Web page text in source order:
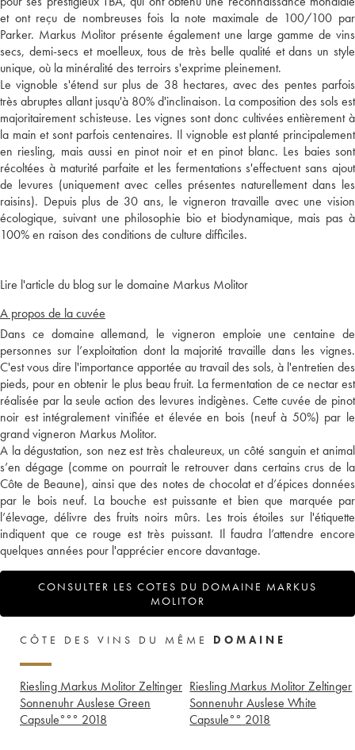
et ont reçu de nombreuses fois la note maximale de 100/100 par
Parker. Markus Molitor présente également une large gamme de vins
secs, demi-secs et moelleux, tous de très belle qualité et dans un style
unique, où la minéralité des terroirs s'exprime pleinement.
Le vignoble s'étend sur plus de 38 hectares, avec des pentes parfois
très abruptes allant jusqu'à 80% d'inclinaison. La composition des sols est
majoritairement schisteuse. Les vignes sont donc cultivées entièrement à
la main et sont parfois centenaires. Il vignoble est planté principalement
en riesling, mais aussi en pinot noir et en pinot blanc. Les baies sont
récoltées à maturité parfaite et les fermentations s'effectuent sans ajout
de levures (uniquement avec celles présentes naturellement dans les
raisins). Depuis plus de 30 ans, le vigneron travaille avec une vision
écologique, suivant une philosophie bio et biodynamique, mais pas à
100% en raison des conditions de culture difficiles.
Lire l'article du blog sur le domaine Markus Molitor
A propos de la cuvée
Dans ce domaine allemand, le vigneron emploie une centaine de
personnes sur l’exploitation dont la majorité travaille dans les vignes.
C'est vous dire l'importance apportée au travail des sols, à l'entretien des
pieds, pour en obtenir le plus beau fruit. La fermentation de ce nectar est
réalisée par la seule action des levures indigènes. Cette cuvée de pinot
noir est intégralement vinifiée et élevée en bois (neuf à 50%) par le
grand vigneron Markus Molitor.
A la dégustation, son nez est très chaleureux, un côté sanguin et animal
s’en dégage (comme on pourrait le retrouver dans certains crus de la
Côte de Beaune), ainsi que des notes de chocolat et d’épices données
par le bois neuf. La bouche est puissante et bien que marquée par
l’élevage, délivre des fruits noirs mûrs. Les trois étoiles sur l'étiquette
indiquent que ce rouge est très puissant. Il faudra l’attendre encore
quelques années pour l'apprécier encore davantage.
CONSULTER LES COTES DU DOMAINE MARKUS
MOLITOR
CÔTE DES VINS DU MÊME DOMAINE
Riesling Markus Molitor Zeltinger
Sonnenuhr Auslese Green
Capsule°°° 2018
Riesling Markus Molitor Zeltinger
Sonnenuhr Auslese White
Capsule°° 2018